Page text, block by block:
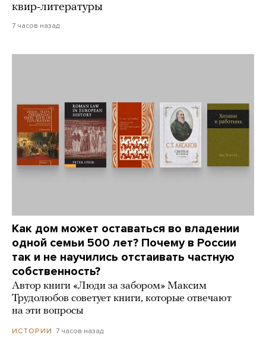
квир-литературы
7 часов назад
Как дом может оставаться во владении
одной семьи 500 лет? Почему в России
так и не научились отстаивать частную
собственность?
Автор книги «Люди за забором» Максим
Трудолюбов советует книги, которые отвечают
на эти вопросы
ИСТОРИИ 7 часов назад